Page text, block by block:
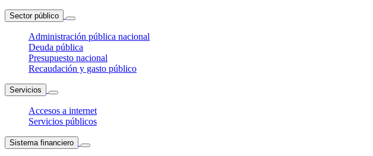
Sector público
Administración pública nacional
Deuda pública
Presupuesto nacional
Recaudación y gasto público
Servicios
Accesos a internet
Servicios públicos
Sistema financiero